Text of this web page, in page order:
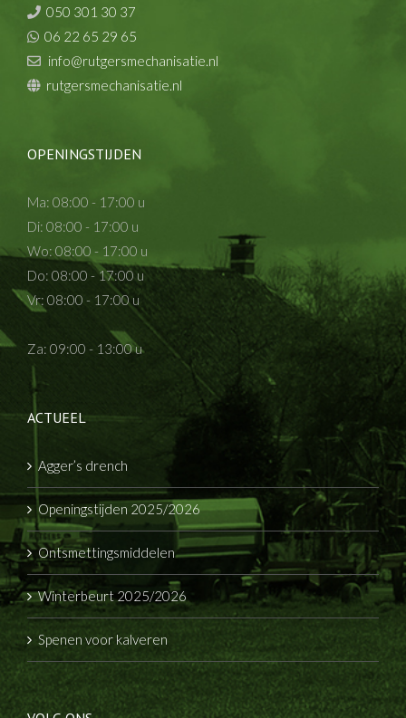
050 301 30 37
06 22 65 29 65
info@rutgersmechanisatie.nl
rutgersmechanisatie.nl
OPENINGSTIJDEN
Ma: 08:00 - 17:00 u
Di: 08:00 - 17:00 u
Wo: 08:00 - 17:00 u
Do: 08:00 - 17:00 u
Vr: 08:00 - 17:00 u
Za: 09:00 - 13:00 u
ACTUEEL
Agger’s drench
Openingstijden 2025/2026
Ontsmettingsmiddelen
Winterbeurt 2025/2026
Spenen voor kalveren